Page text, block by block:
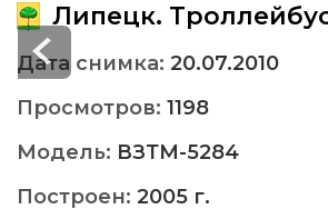
Липецк.
Дата снимка: 20.07.2010
Просмотров: 1198
Модель: ВЗТМ-5284
Построен: 2005 г.